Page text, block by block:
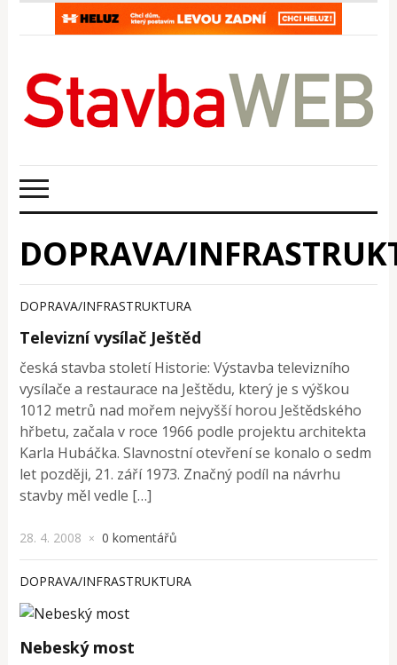
DOPRAVA/
DOPRAVA/INFRASTRUKTURA
Televizní vysílač Ještěd
česká stavba století Historie: Výstavba televizního
vysílače a restaurace na Ještědu, který je s výškou
1012 metrů nad mořem nejvyšší horou Ještědského
hřbetu, začala v roce 1966 podle projektu architekta
Karla Hubáčka. Slavnostní otevření se konalo o sedm
let později, 21. září 1973. Značný podíl na návrhu
stavby měl vedle […]
28. 4. 2008 × 0 komentářů
DOPRAVA/INFRASTRUKTURA
Nebeský most